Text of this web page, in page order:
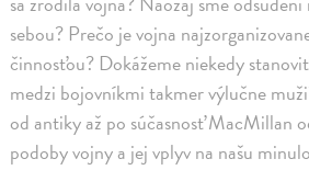
sebou? Prečo je vojna
činnosťou? Dokážeme niekedy
medzi bojovníkmi takmer výlučne
od antiky až po súčasnosť MacMillan
podoby vojny a jej vplyv na našu